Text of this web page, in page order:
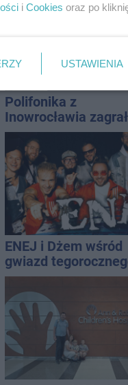
Polifonika z
Inowrocławia
Harendzie.
hołd dla Jana
Kasprowicza
ENEJ i Dżem wśród
gwiazd
święta miasta
i Cookies oraz po
USTAWIENIA